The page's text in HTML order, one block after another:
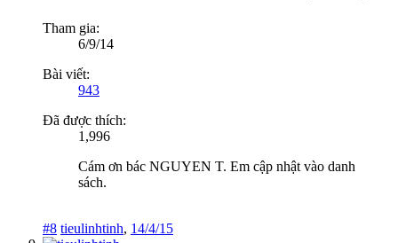
Tham gia:
6/9/14
Bài viết:
943
Đã được thích:
1,996
Cám ơn bác NGUYEN T. Em cập nhật vào danh
sách.
#8 tieulinhtinh, 14/4/15